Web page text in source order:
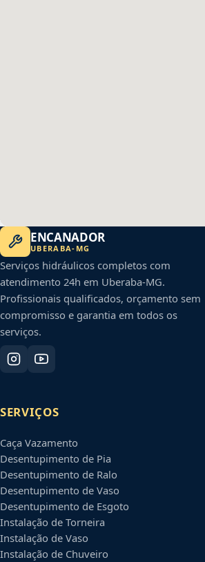
ENCANADOR
UBERABA- MG
Serviços hidráulicos completos com
atendimento 24h em Uberaba-MG.
Profissionais qualificados, orçamento sem
compromisso e garantia em todos os
serviços.
SERVIÇOS
Caça Vazamento
Desentupimento de Pia
Desentupimento de Ralo
Desentupimento de Vaso
Desentupimento de Esgoto
Instalação de Torneira
Instalação de Vaso
Instalação de Chuveiro